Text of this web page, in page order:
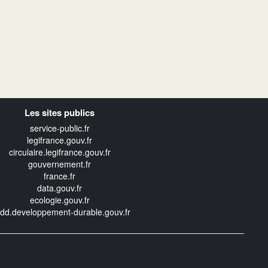
Les sites publics
service-public.fr
legifrance.gouv.fr
circulaire.legifrance.gouv.fr
gouvernement.fr
france.fr
data.gouv.fr
ecologie.gouv.fr
durable.gouv.fr